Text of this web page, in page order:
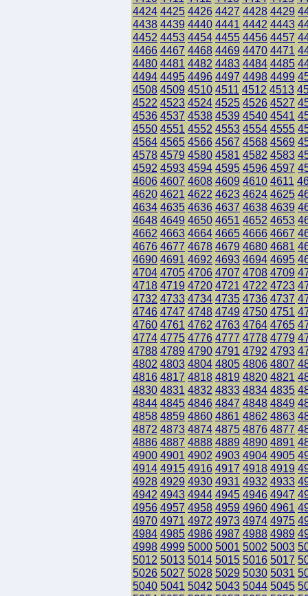
4424 4425 4426 4427 4428 4429
4438 4439 4440 4441 4442 4443
4452 4453 4454 4455 4456 4457
4466 4467 4468 4469 4470 4471
4480 4481 4482 4483 4484 4485
4494 4495 4496 4497 4498 4499
4508 4509 4510 4511 4512 4513
4522 4523 4524 4525 4526 4527
4536 4537 4538 4539 4540 4541
4550 4551 4552 4553 4554 4555
4564 4565 4566 4567 4568 4569
4578 4579 4580 4581 4582 4583
4592 4593 4594 4595 4596 4597
4606 4607 4608 4609 4610 4611
4620 4621 4622 4623 4624 4625
4634 4635 4636 4637 4638 4639
4648 4649 4650 4651 4652 4653
4662 4663 4664 4665 4666 4667
4676 4677 4678 4679 4680 4681
4690 4691 4692 4693 4694 4695
4704 4705 4706 4707 4708 4709
4718 4719 4720 4721 4722 4723
4732 4733 4734 4735 4736 4737
4746 4747 4748 4749 4750 4751
4760 4761 4762 4763 4764 4765
4774 4775 4776 4777 4778 4779
4788 4789 4790 4791 4792 4793
4802 4803 4804 4805 4806 4807
4816 4817 4818 4819 4820 4821
4830 4831 4832 4833 4834 4835
4844 4845 4846 4847 4848 4849
4858 4859 4860 4861 4862 4863
4872 4873 4874 4875 4876 4877
4886 4887 4888 4889 4890 4891
4900 4901 4902 4903 4904 4905
4914 4915 4916 4917 4918 4919
4928 4929 4930 4931 4932 4933
4942 4943 4944 4945 4946 4947
4956 4957 4958 4959 4960 4961
4970 4971 4972 4973 4974 4975
4984 4985 4986 4987 4988 4989
4998 4999 5000 5001 5002 5003
5012 5013 5014 5015 5016 5017
5026 5027 5028 5029 5030 5031
5040 5041 5042 5043 5044 5045